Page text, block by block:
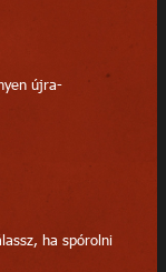
újra-
ha spórolni